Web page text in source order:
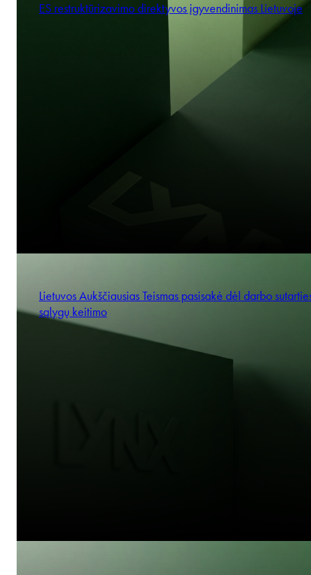
ES restruktūrizavimo direktyvos įgyvendinimas Lietuvoje
Lietuvos Aukščiausias Teismas pasisakė dėl darbo
sąlygų keitimo